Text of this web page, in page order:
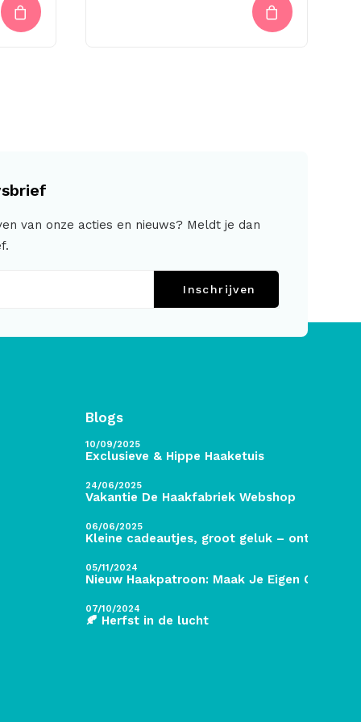
van onze acties en nieuws? Meldt je dan
Inschrijven
Blogs
10/09/2025
Exclusieve & Hippe Haaketuis
24/06/2025
Vakantie De Haakfabriek Webshop
06/06/2025
Kleine cadeautjes, groot geluk – ontdek de
05/11/2024
Nieuw Haakpatroon: Maak Je Eigen Gave
07/10/2024
🍂 Herfst in de lucht